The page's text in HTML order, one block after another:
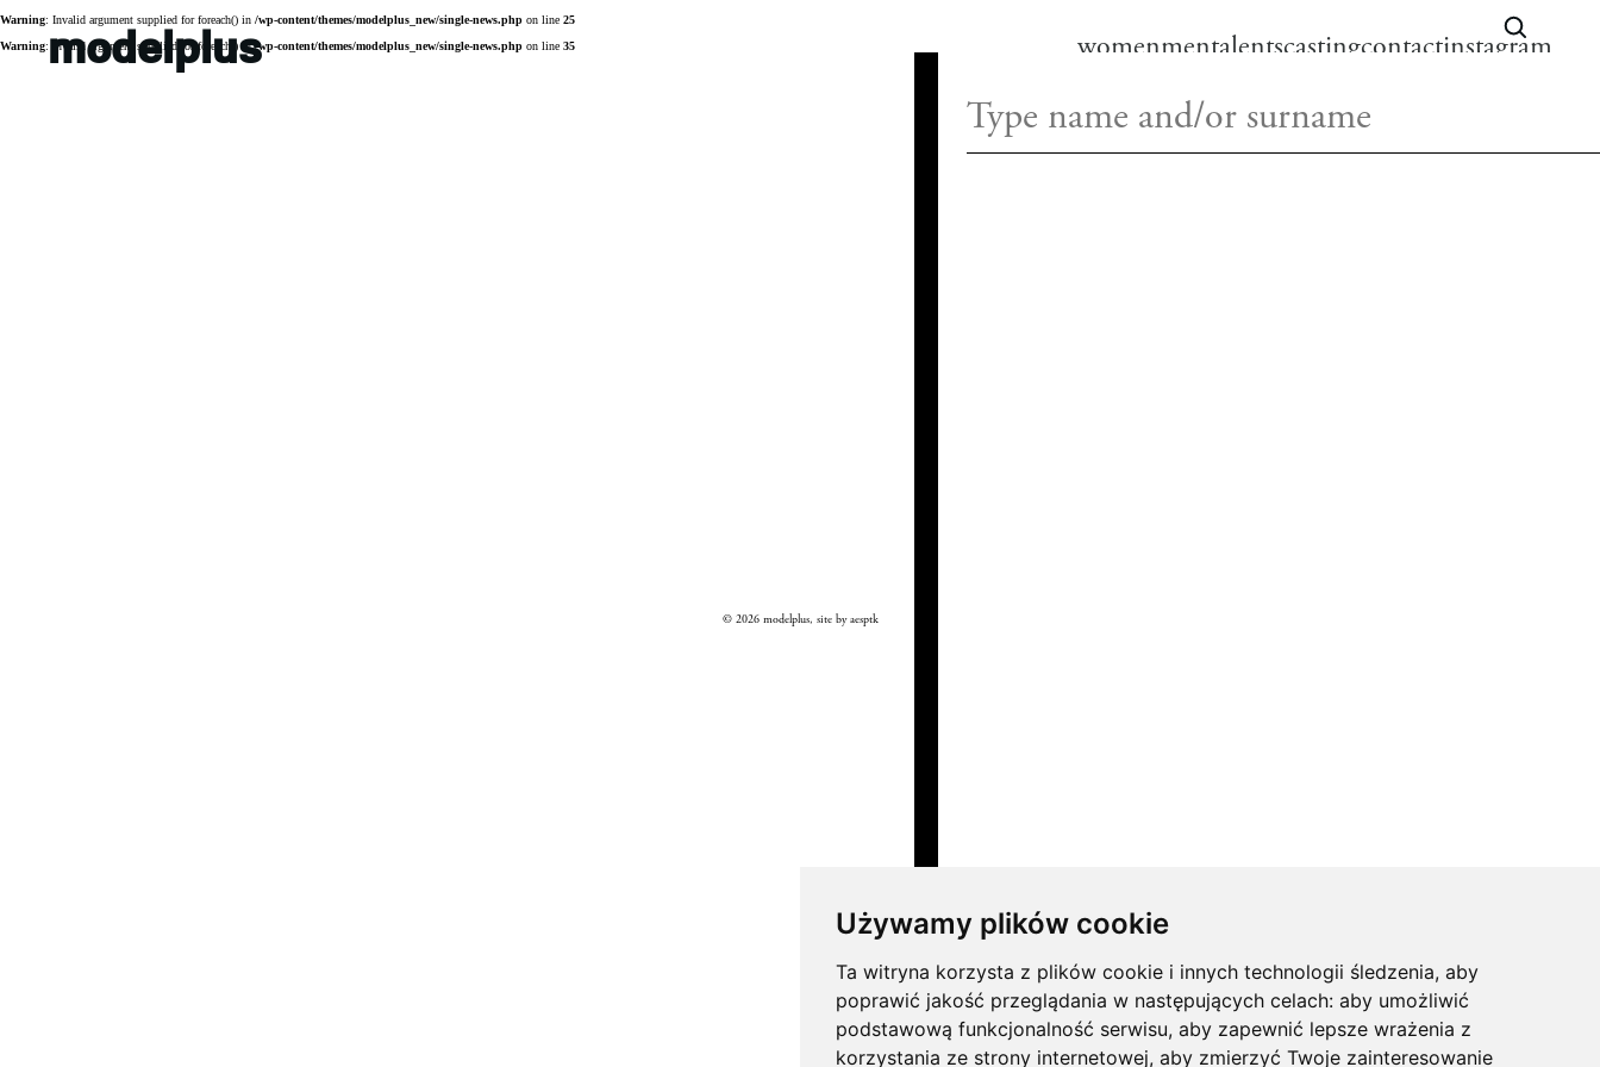
Używamy plików cookie
Ta witryna korzysta z plików cookie i innych technologii śledzenia, aby
poprawić jakość przeglądania w następujących celach: aby umożliwić
podstawową funkcjonalność serwisu, aby zapewnić lepsze wrażenia z
korzystania ze strony internetowej, aby zmierzyć Twoje zainteresowanie
Warning: Invalid argument supplied for foreach() in /wp-content/themes/modelplus_new/single-news.php on line 25
Warning: Invalid argument supplied for foreach() in/wp-content/themes/modelplus_new/single-news.php on line 35
modelplus womenmentalentscastingcontactinstagram
© 2026 modelplus, site byaesptk